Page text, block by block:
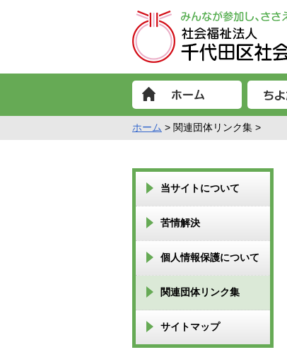
ホーム > 関連団体リンク集 >
当サイトについて
苦情解決
個人情報保護について
関連団体リンク集
サイトマップ